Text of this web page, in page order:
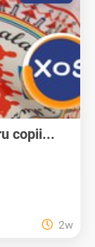
copii...
2w